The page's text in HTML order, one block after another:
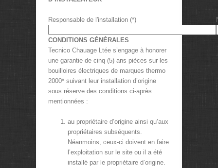
Responsable de l'installation (*)
CONDITIONS GÉNÉRALES
Tecnico Chauage Ltée s’engage à honorer
une garantie de cinq (5) ans pièces sur les
bouilloires électriques de marques thermo
2000* suivant leur installation d’origine
sous réserve des conditions ci-après
mentionnées :
au propriétaire d’origine ainsi qu’aux
propriétaires subséquents.
Néanmoins, ceux-ci doivent en faire
l’exploitation sur le site ou il a été
installé par le propriétaire d’origine.